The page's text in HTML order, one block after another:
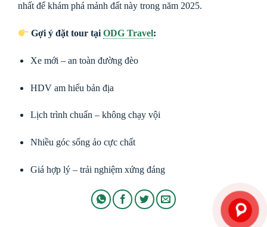
nhất để khám phá mảnh đất này trong năm 2025.
Gợi ý đặt tour tạiODG Travel:
Xe mới – an toàn đường đèo
HDV am hiểu bản địa
Lịch trình chuẩn – không chạy vội
Nhiều góc sống ảo cực chất
Giá hợp lý – trải nghiệm xứng đáng